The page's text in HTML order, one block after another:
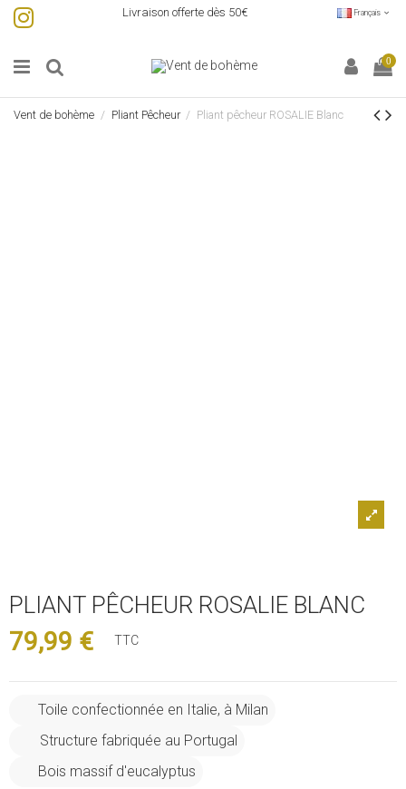
Livraison offerte dès 50€ Français
0
Vent de bohème Pliant Pêcheur Pliant pêcheur ROSALIE Blanc
PLIANT PÊCHEUR ROSALIE BLANC
79,99 € TTC
Toile confectionnée en Italie, à Milan
Structure fabriquée au Portugal
Bois massif d'eucalyptus